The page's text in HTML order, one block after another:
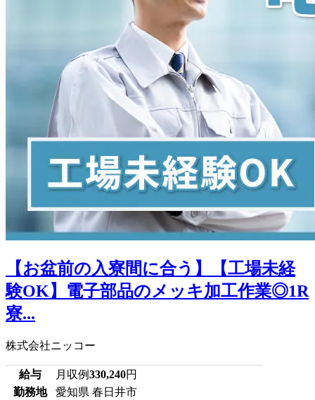
【お盆前の入寮間に合う】【工場未経
験OK】電子部品のメッキ加工作業◎1R
寮...
株式会社ニッコー
給与 月収例330,240円
勤務地
愛知県 春日井市